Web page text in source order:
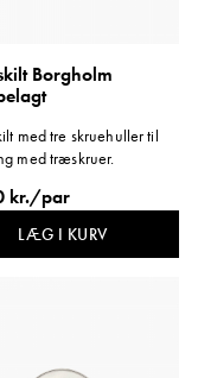
Borgholm
med tre skruehuller til
med træskruer.
kr./par
LÆG I KURV